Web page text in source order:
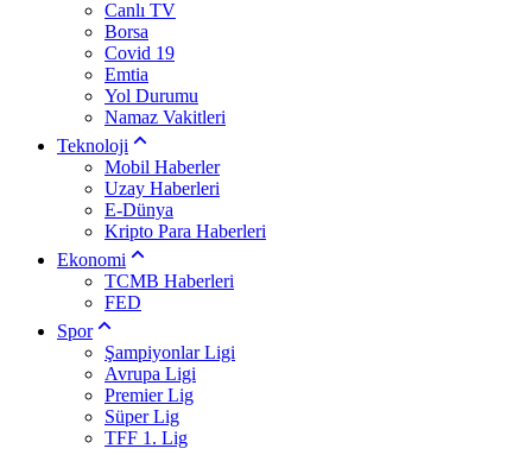
Canlı TV
Borsa
Covid 19
Emtia
Yol Durumu
Namaz Vakitleri
Teknoloji
Mobil Haberler
Uzay Haberleri
E-Dünya
Kripto Para Haberleri
Ekonomi
TCMB Haberleri
FED
Spor
Şampiyonlar Ligi
Avrupa Ligi
Premier Lig
Süper Lig
TFF 1. Lig